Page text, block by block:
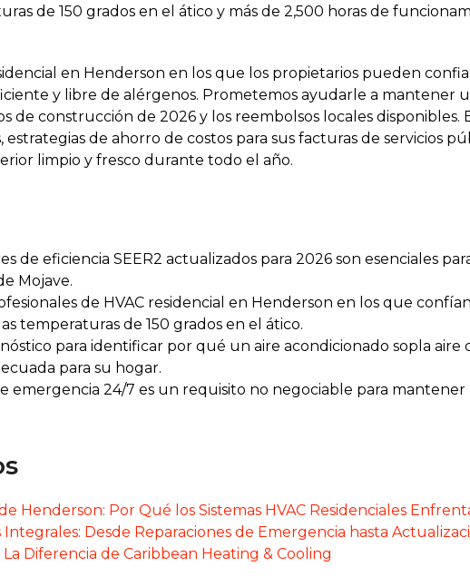
de 150 grados en el ático y más de 2,500 horas de
en Henderson en los que los propietarios pueden
y libre de alérgenos. Prometemos ayudarle a
de construcción de 2026 y los reembolsos locales disponibles.
de ahorro de costos para sus facturas de servicios
limpio y fresco durante todo el año.
de eficiencia SEER2 actualizados para 2026 son esenciales
Mojave.
de HVAC residencial en Henderson en los que
temperaturas de 150 grados en el ático.
para identificar por qué un aire acondicionado sopla
para su hogar.
emergencia 24/7 es un requisito no negociable para
Henderson: Por Qué los Sistemas HVAC Residenciales
Integrales: Desde Reparaciones de Emergencia hasta
Diferencia de Caribbean Heating & Cooling